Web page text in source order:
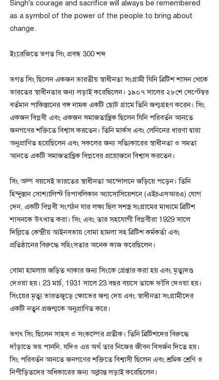
Singh’s courage and sacrifice will always be remembered
as a symbol of the power of the people to bring about
change.
ইংরেজিতে ভগত সিং প্রবন্ধ 300 শব্দ
ভগত সিং ছিলেন একজন ভারতীয় স্বাধীনতা সংগ্রামী যিনি ব্রিটিশ শাসন থেকে
ভারতের স্বাধীনতার জন্য লড়াই করেছিলেন। ১৯০৭ সালের ২৮শে সেপ্টেম্বর
বর্তমান পাকিস্তানের বঙ্গ নামক একটি ছোট গ্রামে তিনি জন্মগ্রহণ করেন। সিং
একজন বিপ্লবী এবং একজন সমাজতান্ত্রিক ছিলেন যিনি পরিবর্তন আনতে
জনগণের শক্তিতে বিশ্বাস করতেন। তিনি মার্কস এবং লেনিনের ধারণা দ্বারা
অনুপ্রাণিত হয়েছিলেন এবং সকলের জন্য সত্যিকারের স্বাধীনতা ও সমতা
আনতে একটি সমাজতান্ত্রিক বিপ্লবের প্রয়োজনে বিশ্বাস করতেন।
সিং অল্প বয়সেই ভারতের স্বাধীনতা আন্দোলনে জড়িয়ে পড়েন। তিনি
হিন্দুস্তান সোশ্যালিস্ট রিপাবলিকান অ্যাসোসিয়েশনে (এইচএসআরএ) যোগ
দেন, একটি বিপ্লবী সংগঠন যার লক্ষ্য ছিল সশস্ত্র সংগ্রামের মাধ্যমে ব্রিটিশ
শাসনকে উৎখাত করা। সিং এবং তার সহযোগী বিপ্লবীরা 1929 সালে
দিল্লিতে কেন্দ্রীয় আইনসভায় বোমা হামলা সহ ব্রিটিশ কর্মকর্তা এবং
প্রতিষ্ঠানের বিরুদ্ধে সহিংসতার অনেক কাজ করেছিলেন।
বোমা হামলায় জড়িত থাকার জন্য সিংকে গ্রেপ্তার করা হয় এবং মৃত্যুদণ্ড
দেওয়া হয়। 23 মার্চ, 1931 সালে 23 বছর বয়সে তাকে ফাঁসি দেওয়া হয়।
সিংয়ের মৃত্যু ভারতজুড়ে ক্ষোভের জন্ম দেয় এবং স্বাধীনতা সংগ্রামীদের
একটি নতুন প্রজন্মকে অনুপ্রাণিত করে।
ভগৎ সিং ছিলেন সাহস ও সংকল্পের প্রতীক। তিনি ব্রিটিশদের বিরুদ্ধে
দাঁড়াতে ভয় পাননি, যদিও এর অর্থ তার নিজের জীবন বিসর্জন দিতে হয়।
সিং পরিবর্তন আনতে জনগণের শক্তিতে বিশ্বাসী ছিলেন এবং শ্রমিক শ্রেণি ও
নিপীড়িতদের অধিকারের জন্য অক্লান্ত লড়াই করেছিলেন।